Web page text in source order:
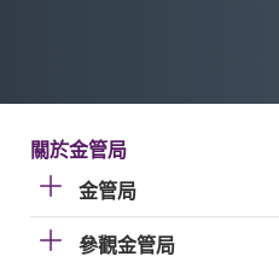
關於金管局
金管局
參觀金管局